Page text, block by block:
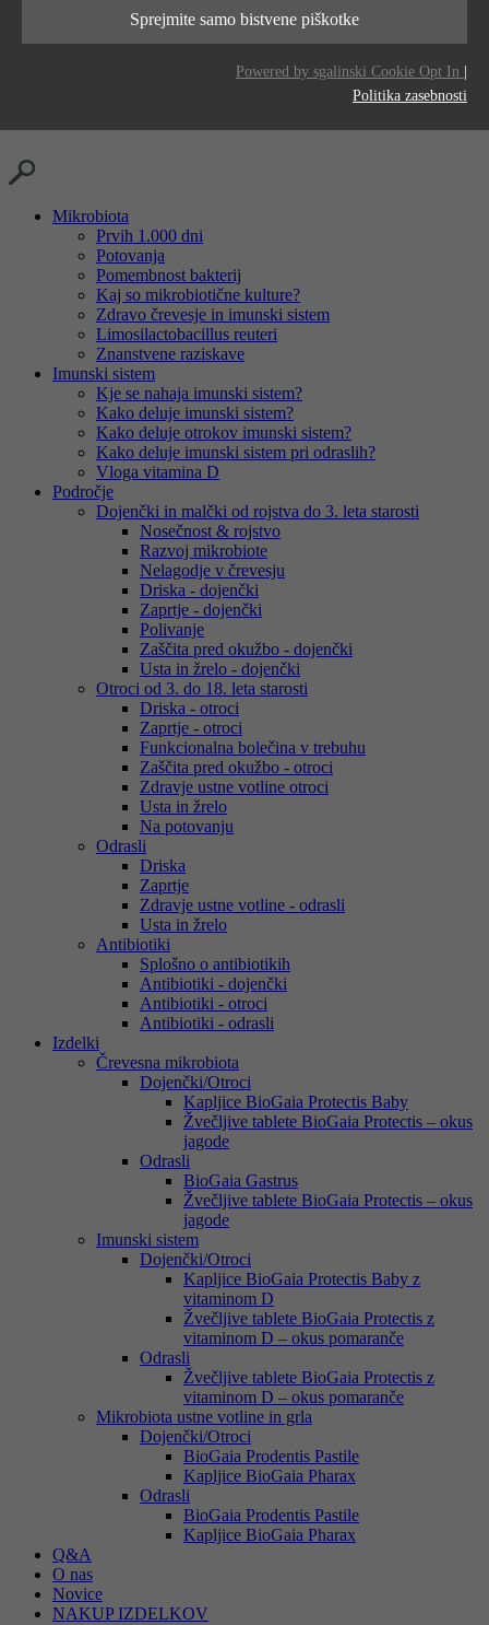
Mikrobiota
Prvih 1.000 dni
Potovanja
Pomembnost bakterij
Kaj so mikrobiotične kulture?
Zdravo črevesje in imunski sistem
Limosilactobacillus reuteri
Znanstvene raziskave
Imunski sistem
Kje se nahaja imunski sistem?
Kako deluje imunski sistem?
Kako deluje otrokov imunski sistem?
Kako deluje imunski sistem pri odraslih?
Vloga vitamina D
Področje
Dojenčki in malčki od rojstva do 3. leta starosti
Nosečnost & rojstvo
Razvoj mikrobiote
Nelagodje v črevesju
Driska - dojenčki
Zaprtje - dojenčki
Polivanje
Zaščita pred okužbo - dojenčki
Usta in žrelo - dojenčki
Otroci od 3. do 18. leta starosti
Driska - otroci
Zaprtje - otroci
Funkcionalna bolečina v trebuhu
Zaščita pred okužbo - otroci
Zdravje ustne votline otroci
Usta in žrelo
Na potovanju
Odrasli
Driska
Zaprtje
Zdravje ustne votline - odrasli
Usta in žrelo
Antibiotiki
Splošno o antibiotikih
Antibiotiki - dojenčki
Antibiotiki - otroci
Antibiotiki - odrasli
Izdelki
Črevesna mikrobiota
Dojenčki/Otroci
Kapljice BioGaia Protectis Baby
Žvečljive tablete BioGaia Protectis – okus
jagode
Odrasli
BioGaia Gastrus
Žvečljive tablete BioGaia Protectis – okus
jagode
Imunski sistem
Dojenčki/Otroci
Kapljice BioGaia Protectis Baby z
vitaminom D
Žvečljive tablete BioGaia Protectis z
vitaminom D – okus pomaranče
Odrasli
Žvečljive tablete BioGaia Protectis z
vitaminom D – okus pomaranče
Mikrobiota ustne votline in grla
Dojenčki/Otroci
BioGaia Prodentis Pastile
Kapljice BioGaia Pharax
Odrasli
BioGaia Prodentis Pastile
Kapljice BioGaia Pharax
Q&A
O nas
Novice
NAKUP IZDELKOV
Ta piškotek se uporablja za shranjevanje vaših
nastavitev piškotkov za to spletno mesto.
LinkedIn
namen Tracking the use of embedded services.
Sprejmite samo bistvene piškotke
Powered by sgalinski Cookie Opt In
Politika zasebnosti